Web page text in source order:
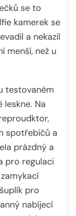
se to
kamerek se
a nekazil
menší, než u
testovaném
Na
spotřebičů a
prázdný a
pro regulaci
pro
nabíjecí